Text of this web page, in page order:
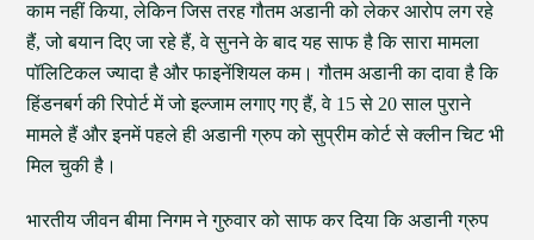
काम नहीं किया, लेकिन जिस तरह गौतम अडानी को लेकर आरोप लग रहे
हैं, जो बयान दिए जा रहे हैं, वे सुनने के बाद यह साफ है कि सारा मामला
पॉलिटिकल ज्यादा है और फाइनेंशियल कम। गौतम अडानी का दावा है कि
हिंडनबर्ग की रिपोर्ट में जो इल्जाम लगाए गए हैं, वे 15 से 20 साल पुराने
मामले हैं और इनमें पहले ही अडानी ग्रुप को सुप्रीम कोर्ट से क्लीन चिट भी
मिल चुकी है।
भारतीय जीवन बीमा निगम ने गुरुवार को साफ कर दिया कि अडानी ग्रुप